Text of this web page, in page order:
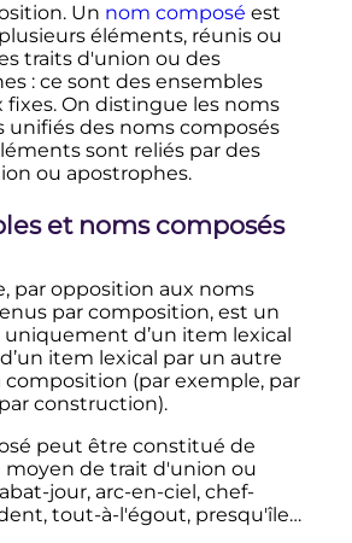
Un nom composé est
éléments, réunis ou
traits d'union ou des
: ce sont des ensembles
fixes. On distingue les noms
unifiés des noms composés
sont reliés par des
ou apostrophes.
et noms composés
par opposition aux noms
par composition, est un
d’un item lexical
item lexical par un autre
composition (par exemple, par
construction).
peut être constitué de
moyen de trait d'union ou
jour, arc-en-ciel, chef-
tout-à-l'égout, presqu'île…